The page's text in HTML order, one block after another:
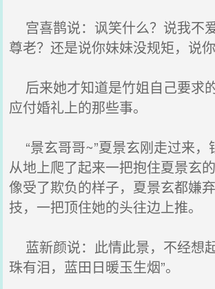
宫喜鹊说：讽笑什么？说我不
尊老？还是说你妹妹没规矩，说
后来她才知道是竹姐自己要求
应付婚礼上的那些事。
“景玄哥哥~”夏景玄刚走过来，
从地上爬了起来一把抱住夏景玄
像受了欺负的样子，夏景玄都嫌
技，一把顶住她的头往边上推。
蓝新颜说：此情此景，不经想
珠有泪，蓝田日暖玉生烟”。